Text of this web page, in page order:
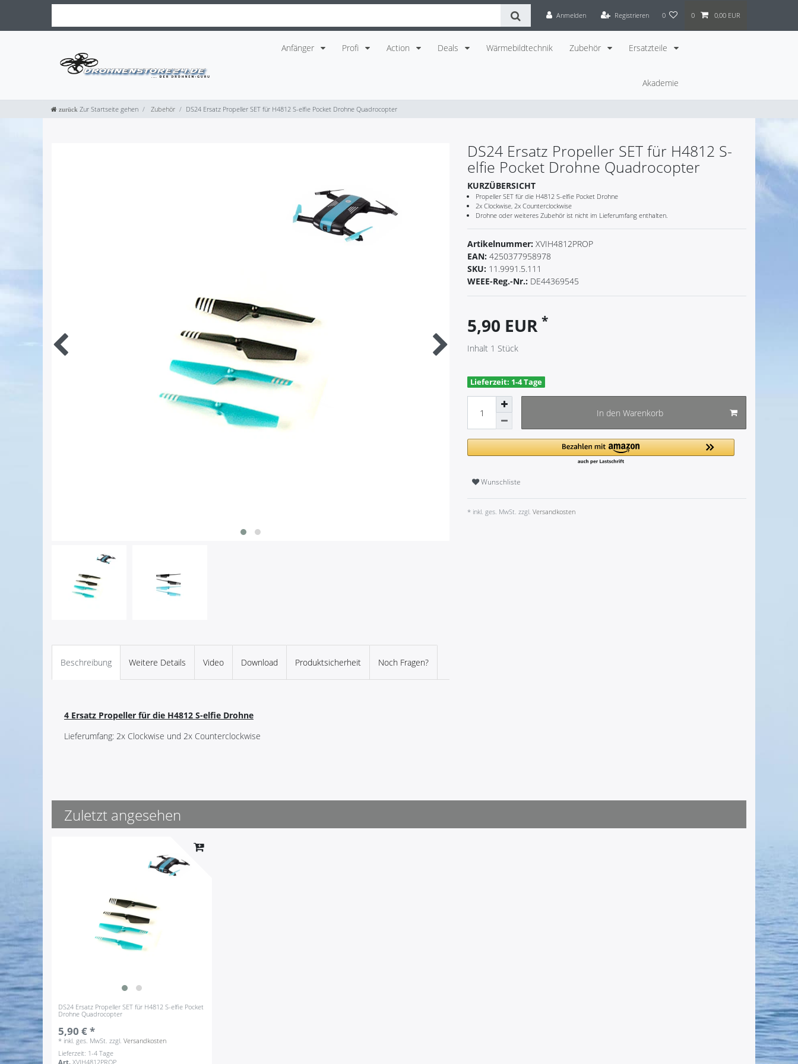
Anmelden Registrieren 0 0 0,00 EUR
Anfänger Profi Action Deals Wärmebildtechnik Zubehör Ersatzteile
Akademie
Zur Startseite gehen Zubehör DS24 Ersatz Propeller SET für H4812 S-elfie Pocket Drohne Quadrocopter
Beschreibung Weitere Details Video Download Produktsicherheit Noch Fragen?
4 Ersatz Propeller für die H4812 S-elfie Drohne
Lieferumfang: 2x Clockwise und 2x Counterclockwise
DS24 Ersatz Propeller SET für H4812 S-
elfie Pocket Drohne Quadrocopter
KURZÜBERSICHT
Propeller SET für die H4812 S-elfie Pocket Drohne
2x Clockwise, 2x Counterclockwise
Drohne oder weiteres Zubehör ist nicht im Lieferumfang enthalten.
Artikelnummer: XVIH4812PROP
EAN: 4250377958978
SKU: 11.9991.5.111
WEEE-Reg.-Nr.: DE44369545
5,90 EUR *
Inhalt 1 Stück
Lieferzeit: 1-4 Tage
In den Warenkorb
Wunschliste
* inkl. ges. MwSt. zzgl. Versandkosten
Zuletzt angesehen
DS24 Ersatz Propeller SET für H4812 S-elfie Pocket
Drohne Quadrocopter
5,90 € *
* inkl. ges. MwSt. zzgl.Versandkosten
Lieferzeit: 1-4 Tage
Art.XVIH4812PROP